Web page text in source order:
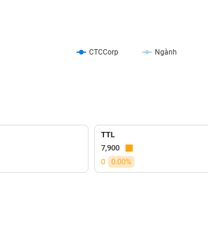
CTCCorp Ngành
TTL
7,900
0
0.00%